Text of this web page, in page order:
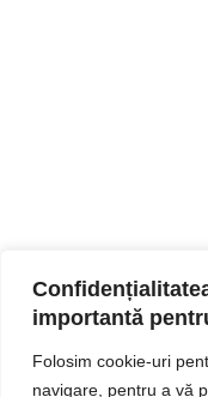
importantă
Folosim cookie-uri
navigare, pentru a vă